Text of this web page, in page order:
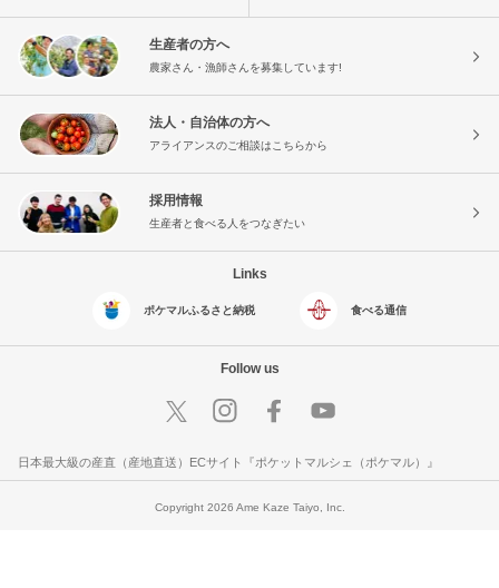
生産者の方へ
農家さん・漁師さんを募集しています!
法人・自治体の方へ
アライアンスのご相談はこちらから
採用情報
生産者と食べる人をつなぎたい
Links
ポケマルふるさと納税 食べる通信
Follow us
日本最大級の産直（産地直送）ECサイト『ポケットマルシェ（ポケマル）』
Copyright 2026 Ame Kaze Taiyo, Inc.